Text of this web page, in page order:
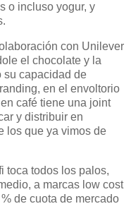
o incluso yogur, y
con Unilever
el chocolate y la
su capacidad de
en el envoltorio
café tiene una joint
y distribuir en
los que ya vimos de
toca todos los palos,
a marcas low cost
de cuota de mercado